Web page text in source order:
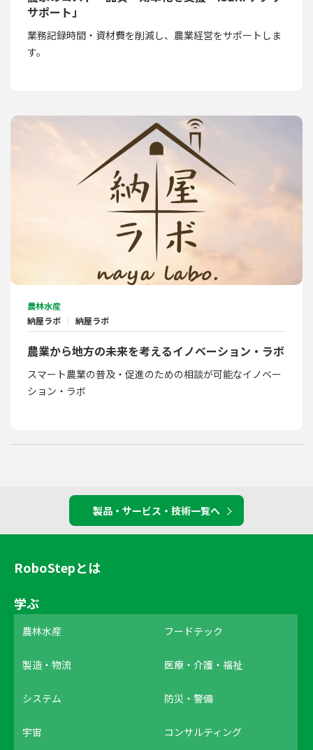
サポート」
業務記録時間・資材費を削減し、農業経営をサポートしま
す。
農林水産
納屋ラボ
納屋ラボ
農業から地方の未来を考えるイノベーション・ラボ
スマート農業の普及・促進のための相談が可能なイノベー
ション・ラボ
製品・サービス・技術一覧へ
RoboStepとは
学ぶ
農林水産 フードテック
製造・物流 医療・介護・福祉
システム 防災・警備
宇宙 コンサルティング